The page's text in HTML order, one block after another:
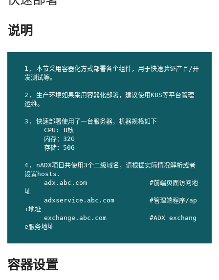
说明
1, 本节采用容器化方式部署各个组件，用于快速验证产品/开
发测试等。
2, 生产环境如果采用容器化部署，建议使用K8S等平台管理
运维。
3, 快速部署使用了一台服务器，机器规格如下
4, nADX项目共使用3个二级域名，请根据实际情况解析或者
设置hosts.
址
i地址
e服务地址
容器设置